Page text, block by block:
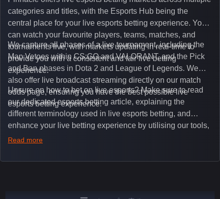
categories and titles, with the Esports Hub being the
central place for your live esports betting experience. You
can watch your favourite players, teams, matches, and
tournaments live, with markets updating in real-time to
provide you with a consistent and fair live betting
experience.
We capture all phases of a live tournament, including the
Map Vetoes within CS:GO and VALORANT, and the Pick
and Ban phases in Dota 2 and League of Legends. We
also offer live broadcast streaming directly on our match
odds page, ensuring you have the best possible live
esports betting experience.
Unsure on how to bet on live esports? Make sure to read
our dedicated esports betting article, explaining the
different terminology used in live esports betting, and
enhance your live betting experience by utilising our tools,
such as integrated live broadcasts, match and round
unique insights on the latest esports events.
Read more